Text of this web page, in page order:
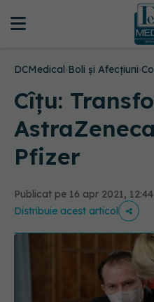
DCMedical›Boli și Afecțiuni›
Cîțu:
Pfizer
Publicat pe 16 apr 2021, 12:44
Distribuie acest articol